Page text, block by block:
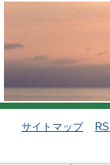
サイトマップ